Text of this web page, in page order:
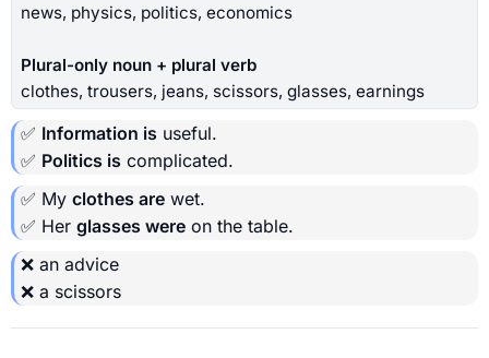
news, physics, politics, economics
Plural-only noun + plural verb
clothes, trousers, jeans, scissors, glasses, earnings
✅ Information is useful.
✅ Politics is complicated.
✅ My clothes are wet.
✅ Her glasses were on the table.
❌ an advice
❌ a scissors